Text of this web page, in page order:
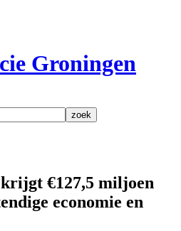
zoek
€127,5 miljoen
economie en